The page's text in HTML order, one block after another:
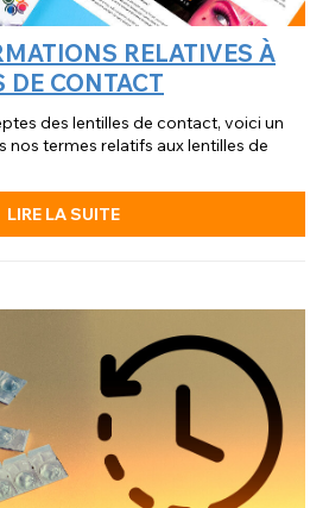
RELATIVES À
DE CONTACT
des lentilles de contact, voici un
nos termes relatifs aux lentilles de
LIRE LA SUITE